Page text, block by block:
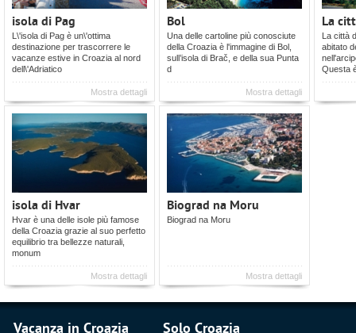
isola di Pag
L\'isola di Pag è un\'ottima
destinazione per trascorrere le
vacanze estive in Croazia al nord
dell\'Adriatico
Mostra dettagli
Bol
Una delle cartoline più conosciute
della Croazia è l'immagine di Bol,
sull’isola di Brač, e della sua Punta
d
Mostra dettagli
La
La città
abitato
Questa
isola di Hvar
Hvar è una delle isole più famose
della Croazia grazie al suo perfetto
equilibrio tra bellezze naturali,
monum
Mostra dettagli
Biograd na Moru
Biograd na Moru
Mostra dettagli
Vacanza in Croazia Solo Croazia